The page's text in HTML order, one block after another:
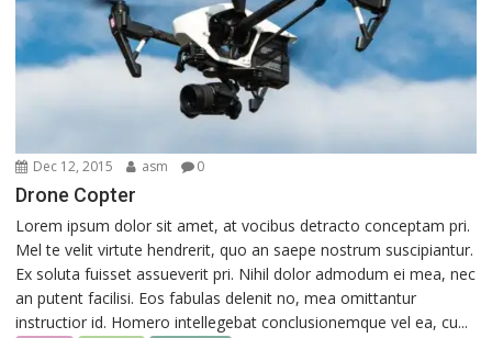
Dec 12, 2015 asm 0
Drone Copter
Lorem ipsum dolor sit amet, at vocibus detracto conceptam pri.
Mel te velit virtute hendrerit, quo an saepe nostrum suscipiantur.
Ex soluta fuisset assueverit pri. Nihil dolor admodum ei mea, nec
an putent facilisi. Eos fabulas delenit no, mea omittantur
instructior id. Homero intellegebat conclusionemque vel ea, cu...